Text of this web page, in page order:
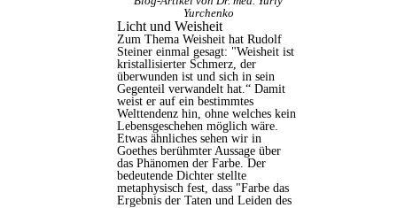
Yurchenko
Licht und Weisheit
Zum Thema Weisheit hat Rudolf
Steiner einmal gesagt: "Weisheit ist
kristallisierter Schmerz, der
überwunden ist und sich in sein
Gegenteil verwandelt hat.“ Damit
weist er auf ein bestimmtes
Welttendenz hin, ohne welches kein
Lebensgeschehen möglich wäre.
Etwas ähnliches sehen wir in
Goethes berühmter Aussage über
das Phänomen der Farbe. Der
bedeutende Dichter stellte
metaphysisch fest, dass "Farbe das
Ergebnis der Taten und Leiden des